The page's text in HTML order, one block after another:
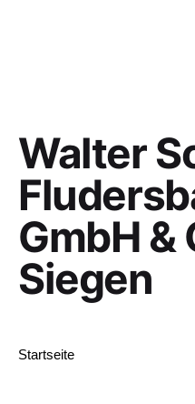
Walter
GmbH &
Siegen
Startseite